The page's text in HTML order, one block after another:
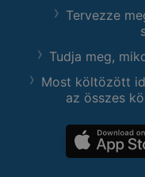
Tervezze
Tudja meg,
Most költözött
az összes